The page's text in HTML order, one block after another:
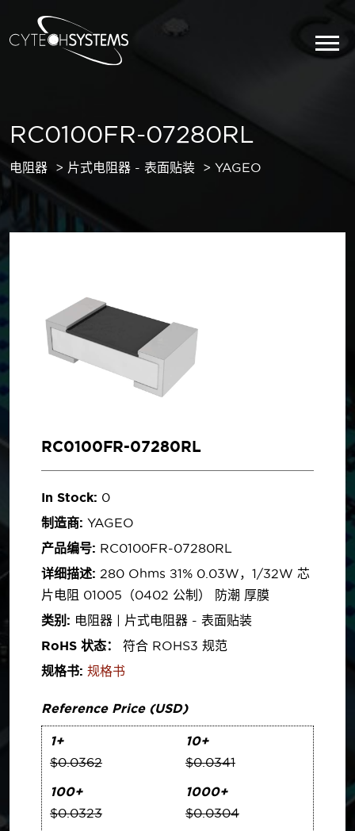
RC0100FR-07280RL
电阻器 片式电阻器 - 表面贴装 YAGEO
RC0100FR-07280RL
In Stock: 0
制造商: YAGEO
产品编号: RC0100FR-07280RL
详细描述: 280 Ohms ±1% 0.03W，1/32W 芯
片电阻 01005（0402 公制） 防潮 厚膜
类别: 电阻器 | 片式电阻器 - 表面贴装
RoHS 状态：
符合 ROHS3 规范
规格书: 规格书
Reference Price (USD)
1+
$0.0362
10+
$0.0341
100+
$0.0323
1000+
$0.0304